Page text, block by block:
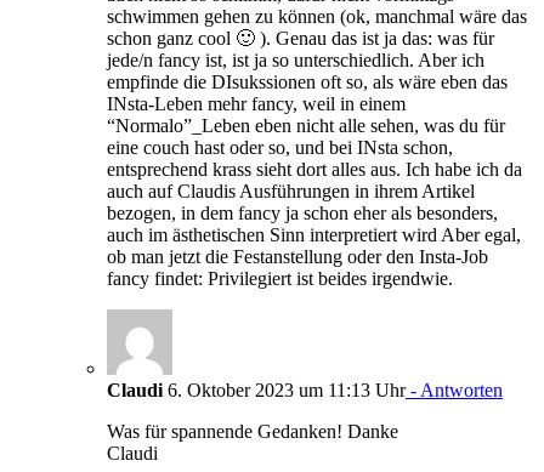
schwimmen gehen zu können (ok, manchmal wäre das
schon ganz cool 🙂 ). Genau das ist ja das: was für
jede/n fancy ist, ist ja so unterschiedlich. Aber ich
empfinde die DIsukssionen oft so, als wäre eben das
INsta-Leben mehr fancy, weil in einem
“Normalo”_Leben eben nicht alle sehen, was du für
eine couch hast oder so, und bei INsta schon,
entsprechend krass sieht dort alles aus. Ich habe ich da
auch auf Claudis Ausführungen in ihrem Artikel
bezogen, in dem fancy ja schon eher als besonders,
auch im ästhetischen Sinn interpretiert wird Aber egal,
ob man jetzt die Festanstellung oder den Insta-Job
fancy findet: Privilegiert ist beides irgendwie.
Claudi 6. Oktober 2023 um 11:13 Uhr- Antworten
Was für spannende Gedanken! Danke
Claudi